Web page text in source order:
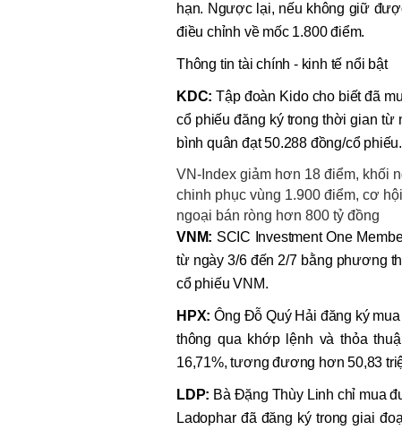
hạn. Ngược lại, nếu không giữ
điều chỉnh về mốc 1.800 điểm.
Thông tin tài chính - kinh tế nổi bật
KDC:Tập đoàn Kido cho biết đã
cổ phiếu đăng ký trong thời gian từ
bình quân đạt 50.288 đồng/cổ phiếu.
VN-Index giảm hơn 18 điểm, khối
chinh phục vùng 1.900 điểm, cơ
ngoại bán ròng hơn 800 tỷ đồng
VNM: SCIC Investment One
từ ngày 3/6 đến 2/7 bằng phương
cổ phiếu VNM.
HPX:Ông Đỗ Quý Hải đăng ký
thông qua khớp lệnh và thỏa
16,71%, tương đương hơn 50,83
LDP: Bà Đặng Thùy Linh chỉ mua
Ladophar đã đăng ký trong giai